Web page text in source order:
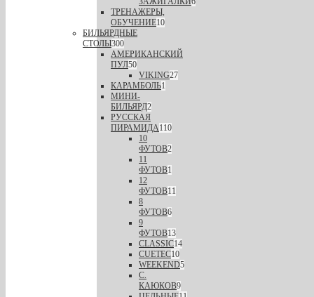
ТРЕНАЖЕРЫ,
ОБУЧЕНИЕ10
БИЛЬЯРДНЫЕ
СТОЛЫ300
АМЕРИКАНСКИЙ
ПУЛ50
VIKING27
КАРАМБОЛЬ1
МИНИ-
БИЛЬЯРД2
РУССКАЯ
ПИРАМИДА110
10
ФУТОВ2
11
ФУТОВ1
12
ФУТОВ11
8
ФУТОВ6
9
ФУТОВ13
CLASSIC14
CUETEC10
WEEKEND5
С.
КАЮКОВ9